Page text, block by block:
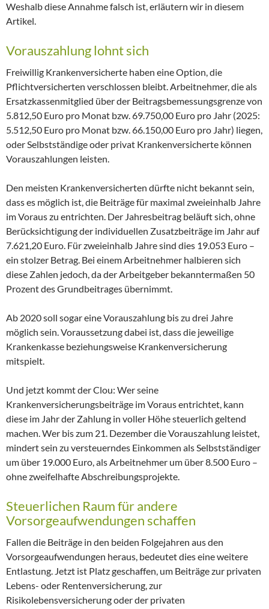
Weshalb diese Annahme falsch ist, erläutern wir in diesem
Artikel.
Vorauszahlung lohnt sich
Freiwillig Krankenversicherte haben eine Option, die
Pflichtversicherten verschlossen bleibt. Arbeitnehmer, die als
Ersatzkassenmitglied über der Beitragsbemessungsgrenze von
5.812,50 Euro pro Monat bzw. 69.750,00 Euro pro Jahr (2025:
5.512,50 Euro pro Monat bzw. 66.150,00 Euro pro Jahr) liegen,
oder Selbstständige oder privat Krankenversicherte können
Vorauszahlungen leisten.
Den meisten Krankenversicherten dürfte nicht bekannt sein,
dass es möglich ist, die Beiträge für maximal zweieinhalb Jahre
im Voraus zu entrichten. Der Jahresbeitrag beläuft sich, ohne
Berücksichtigung der individuellen Zusatzbeiträge im Jahr auf
7.621,20 Euro. Für zweieinhalb Jahre sind dies 19.053 Euro –
ein stolzer Betrag. Bei einem Arbeitnehmer halbieren sich
diese Zahlen jedoch, da der Arbeitgeber bekanntermaßen 50
Prozent des Grundbeitrages übernimmt.
Ab 2020 soll sogar eine Vorauszahlung bis zu drei Jahre
möglich sein. Voraussetzung dabei ist, dass die jeweilige
Krankenkasse beziehungsweise Krankenversicherung
mitspielt.
Und jetzt kommt der Clou: Wer seine
Krankenversicherungsbeiträge im Voraus entrichtet, kann
diese im Jahr der Zahlung in voller Höhe steuerlich geltend
machen. Wer bis zum 21. Dezember die Vorauszahlung leistet,
mindert sein zu versteuerndes Einkommen als Selbstständiger
um über 19.000 Euro, als Arbeitnehmer um über 8.500 Euro –
ohne zweifelhafte Abschreibungsprojekte.
Steuerlichen Raum für andere
Vorsorgeaufwendungen schaffen
Fallen die Beiträge in den beiden Folgejahren aus den
Vorsorgeaufwendungen heraus, bedeutet dies eine weitere
Entlastung. Jetzt ist Platz geschaffen, um Beiträge zur privaten
Lebens- oder Rentenversicherung, zur
Risikolebensversicherung oder der privaten